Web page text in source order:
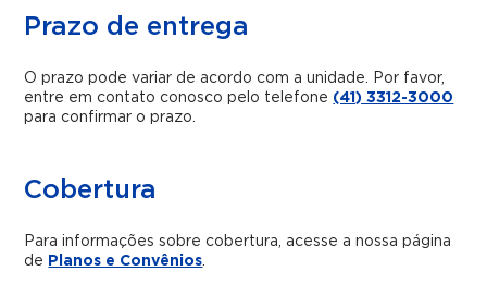
Prazo de entrega
O prazo pode variar de acordo com a unidade. Por favor,
entre em contato conosco pelo telefone (41) 3312-3000
para confirmar o prazo.
Cobertura
Para informações sobre cobertura, acesse a nossa página
de Planos e Convênios.